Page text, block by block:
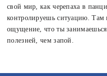
свой мир, как черепаха в
контролируешь ситуацию. Там
ощущение, что ты
полезней, чем запой.